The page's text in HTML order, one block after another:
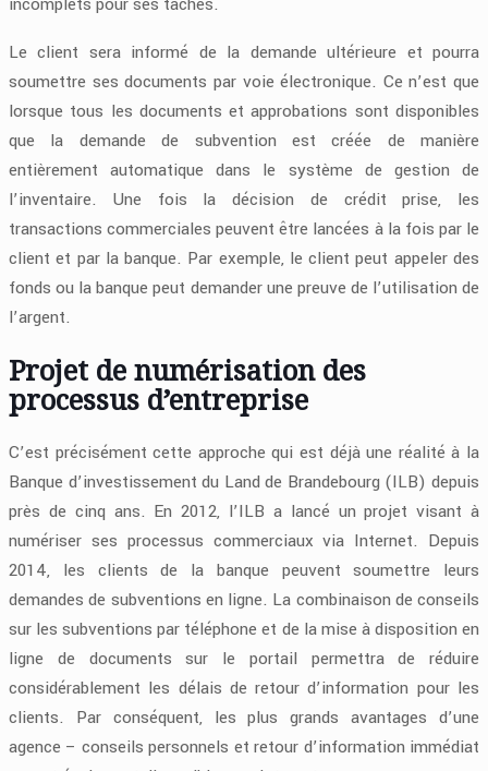
Le client sera informé de la demande ultérieure et pourra
soumettre ses documents par voie électronique. Ce n’est que
lorsque tous les documents et approbations sont disponibles
que la demande de subvention est créée de manière
entièrement automatique dans le système de gestion de
l’inventaire. Une fois la décision de crédit prise, les
transactions commerciales peuvent être lancées à la fois par le
client et par la banque. Par exemple, le client peut appeler des
fonds ou la banque peut demander une preuve de l’utilisation de
l’argent.
Projet de numérisation des
processus d’entreprise
C’est précisément cette approche qui est déjà une réalité à la
Banque d’investissement du Land de Brandebourg (ILB) depuis
près de cinq ans. En 2012, l’ILB a lancé un projet visant à
numériser ses processus commerciaux via Internet. Depuis
2014, les clients de la banque peuvent soumettre leurs
demandes de subventions en ligne. La combinaison de conseils
sur les subventions par téléphone et de la mise à disposition en
ligne de documents sur le portail permettra de réduire
considérablement les délais de retour d’information pour les
clients. Par conséquent, les plus grands avantages d’une
agence – conseils personnels et retour d’information immédiat